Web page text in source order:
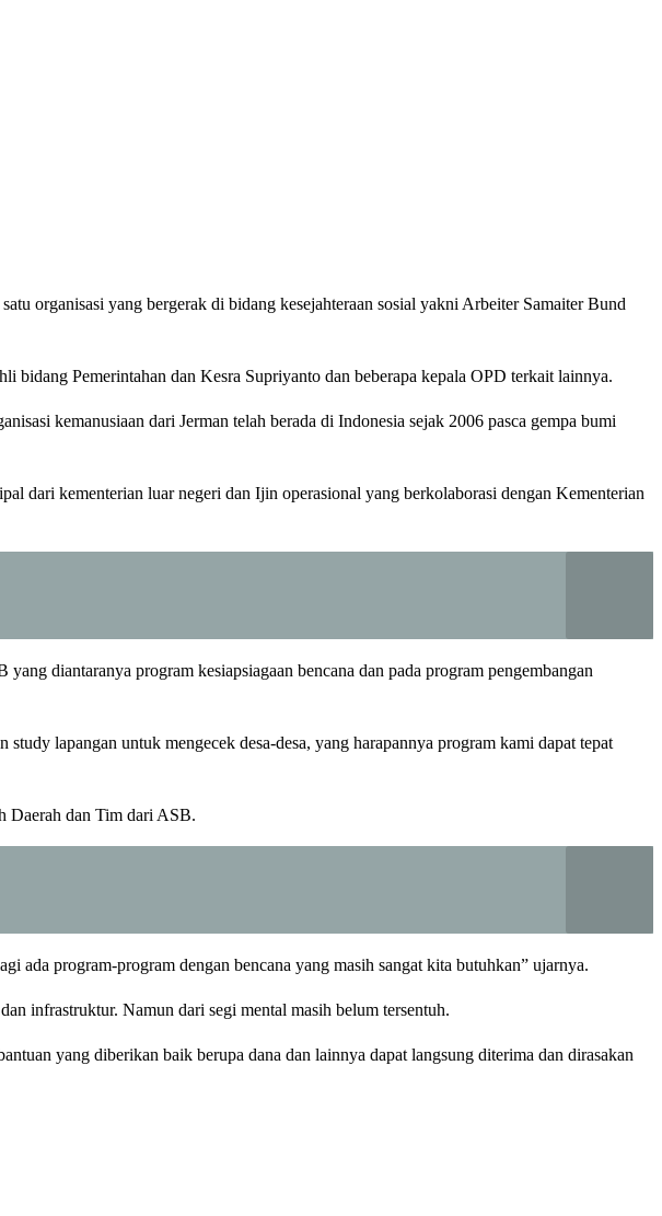
organisasi yang bergerak di bidang kesejahteraan sosial yakni Arbeiter Samaiter Bund
Pemerintahan dan Kesra Supriyanto dan beberapa kepala OPD terkait lainnya.
kemanusiaan dari Jerman telah berada di Indonesia sejak 2006 pasca gempa bumi
dari kementerian luar negeri dan Ijin operasional yang berkolaborasi dengan Kementerian
diantaranya program kesiapsiagaan bencana dan pada program pengembangan
lapangan untuk mengecek desa-desa, yang harapannya program kami dapat tepat
Daerah dan Tim dari ASB.
ada program-program dengan bencana yang masih sangat kita butuhkan” ujarnya.
infrastruktur. Namun dari segi mental masih belum tersentuh.
yang diberikan baik berupa dana dan lainnya dapat langsung diterima dan dirasakan